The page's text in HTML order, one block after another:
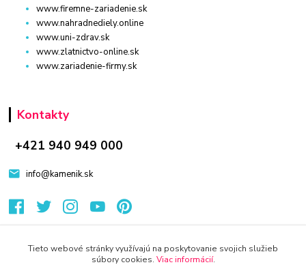
www.firemne-zariadenie.sk
www.nahradnediely.online
www.uni-zdrav.sk
www.zlatnictvo-online.sk
www.zariadenie-firmy.sk
Kontakty
+421 940 949 000
info@kamenik.sk
Tieto webové stránky využívajú na poskytovanie svojich služieb
súbory cookies. Viac informácií.